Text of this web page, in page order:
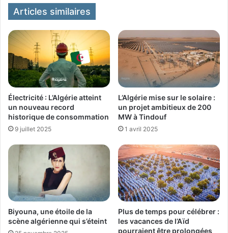
Articles similaires
Électricité : L’Algérie atteint
un nouveau record
historique de consommation
9 juillet 2025
L’Algérie mise sur le solaire :
un projet ambitieux de 200
MW à Tindouf
1 avril 2025
Biyouna, une étoile de la
scène algérienne qui s’éteint
Plus de temps pour célébrer :
les vacances de l’Aïd
pourraient être prolongées